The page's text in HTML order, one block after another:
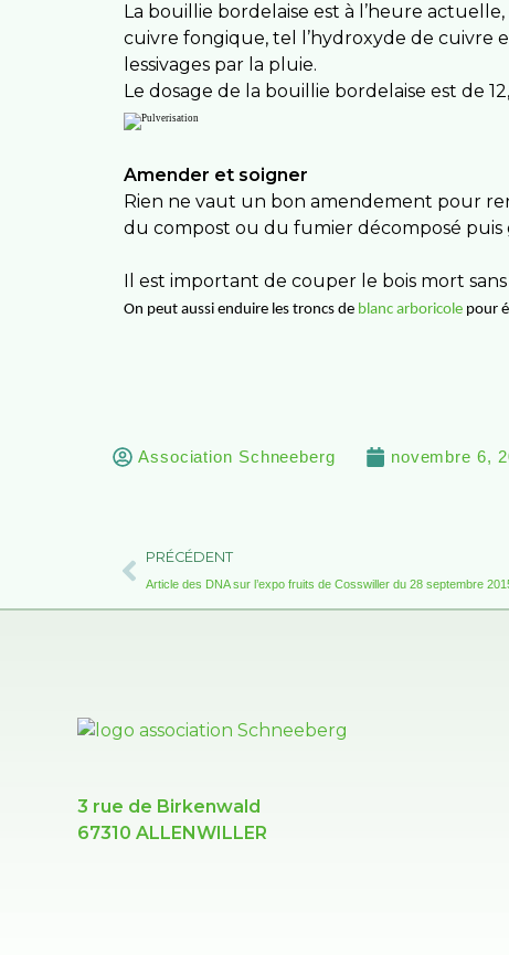
La bouillie bordelaise est à l’heure
cuivre fongique, tel l’hydroxyde de cuivre
lessivages par la pluie.
Le dosage de la bouillie bordelaise est de
Amender et soigner
Rien ne vaut un bon amendement pour
du compost ou du fumier décomposé
Il est important de couper le bois mort
On peut aussi enduire les troncs de blanc arboricole pour
Association Schneeberg novembre 6,
Précédent
PRÉCÉDENT
Article des DNA sur l’expo fruits de Cosswiller du 28 septembre
3 rue de Birkenwald
67310 ALLENWILLER